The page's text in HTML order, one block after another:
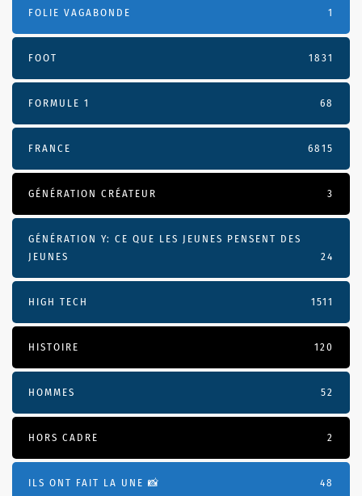
FOLIE VAGABONDE 1
FOOT 1831
FORMULE 1 68
FRANCE 6815
GÉNÉRATION CRÉATEUR 3
GÉNÉRATION Y: CE QUE LES JEUNES PENSENT DES
JEUNES
24
HIGH TECH 1511
HISTOIRE 120
HOMMES 52
HORS CADRE 2
ILS ONT FAIT LA UNE 📸 48